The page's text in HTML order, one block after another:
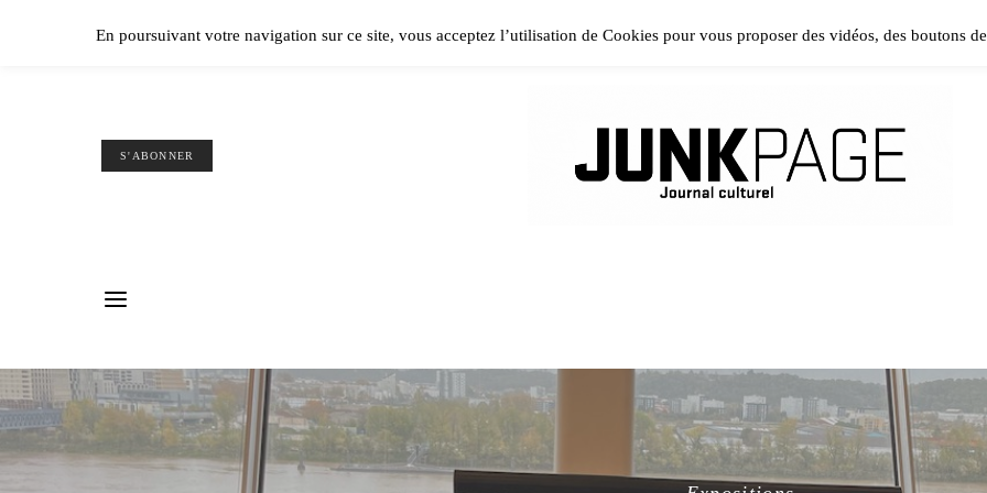
Please install and activate Powerkit plugin from Appearance →
S'ABONNER
En poursuivant votre navigation sur ce site, vous acceptez l’utilisation de Cookies pour vous proposer des vidéos, des boutons